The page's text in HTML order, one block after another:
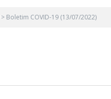
> Boletim COVID-19 (13/07/2022)